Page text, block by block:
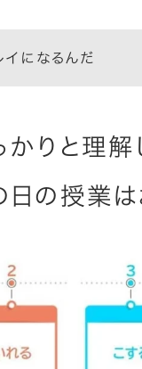
イになるんだ
かりと理
の授業は